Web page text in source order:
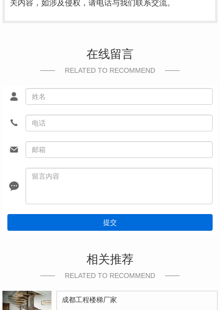
关内容，如涉及侵权，请电话与我们联系交流。
在线留言
RELATED TO RECOMMEND
提交
相关推荐
RELATED TO RECOMMEND
成都工程楼梯厂家